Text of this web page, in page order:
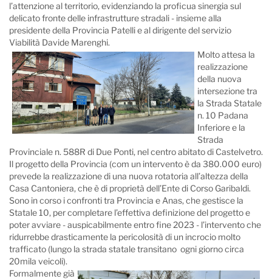
l’attenzione al territorio, evidenziando la proficua sinergia sul
delicato fronte delle infrastrutture stradali - insieme alla
presidente della Provincia Patelli e al dirigente del servizio
Viabilità Davide Marenghi.
Molto attesa la
realizzazione
della nuova
intersezione tra
la Strada Statale
n. 10 Padana
Inferiore e la
Strada
Provinciale n. 588R di Due Ponti, nel centro abitato di Castelvetro.
Il progetto della Provincia (com un intervento è da 380.000 euro)
prevede la realizzazione di una nuova rotatoria all’altezza della
Casa Cantoniera, che è di proprietà dell’Ente di Corso Garibaldi.
Sono in corso i confronti tra Provincia e Anas, che gestisce la
Statale 10, per completare l’effettiva definizione del progetto e
poter avviare - auspicabilmente entro fine 2023 - l’intervento che
ridurrebbe drasticamente la pericolosità di un incrocio molto
trafficato (lungo la strada statale transitano ogni giorno circa
20mila veicoli).
Formalmente già